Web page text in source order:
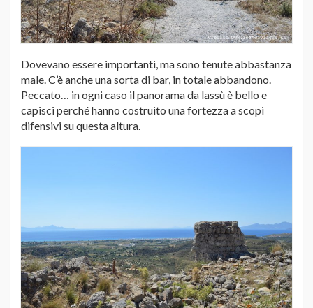
Dovevano essere importanti, ma sono tenute abbastanza
male. C’è anche una sorta di bar, in totale abbandono.
Peccato… in ogni caso il panorama da lassù è bello e
capisci perché hanno costruito una fortezza a scopi
difensivi su questa altura.